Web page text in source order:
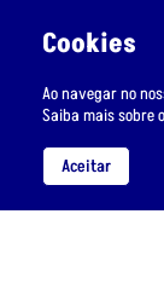
Cookies
Ao navegar no
Saiba mais sobre
Aceitar